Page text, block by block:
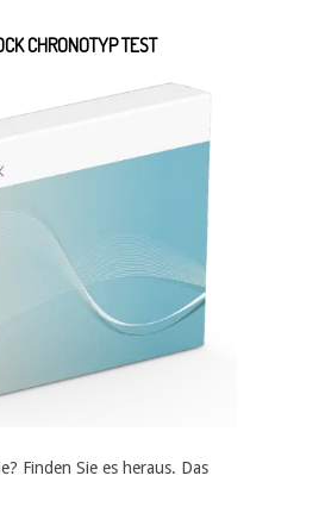
CHRONOTYP TEST
Finden Sie es heraus. Das